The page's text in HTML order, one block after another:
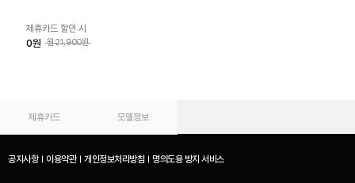
제휴카드 할인 시
0원 월21,900원
제휴카드 모델정보
공지사항 이용약관 개인정보처리방침 명의도용 방지 서비스